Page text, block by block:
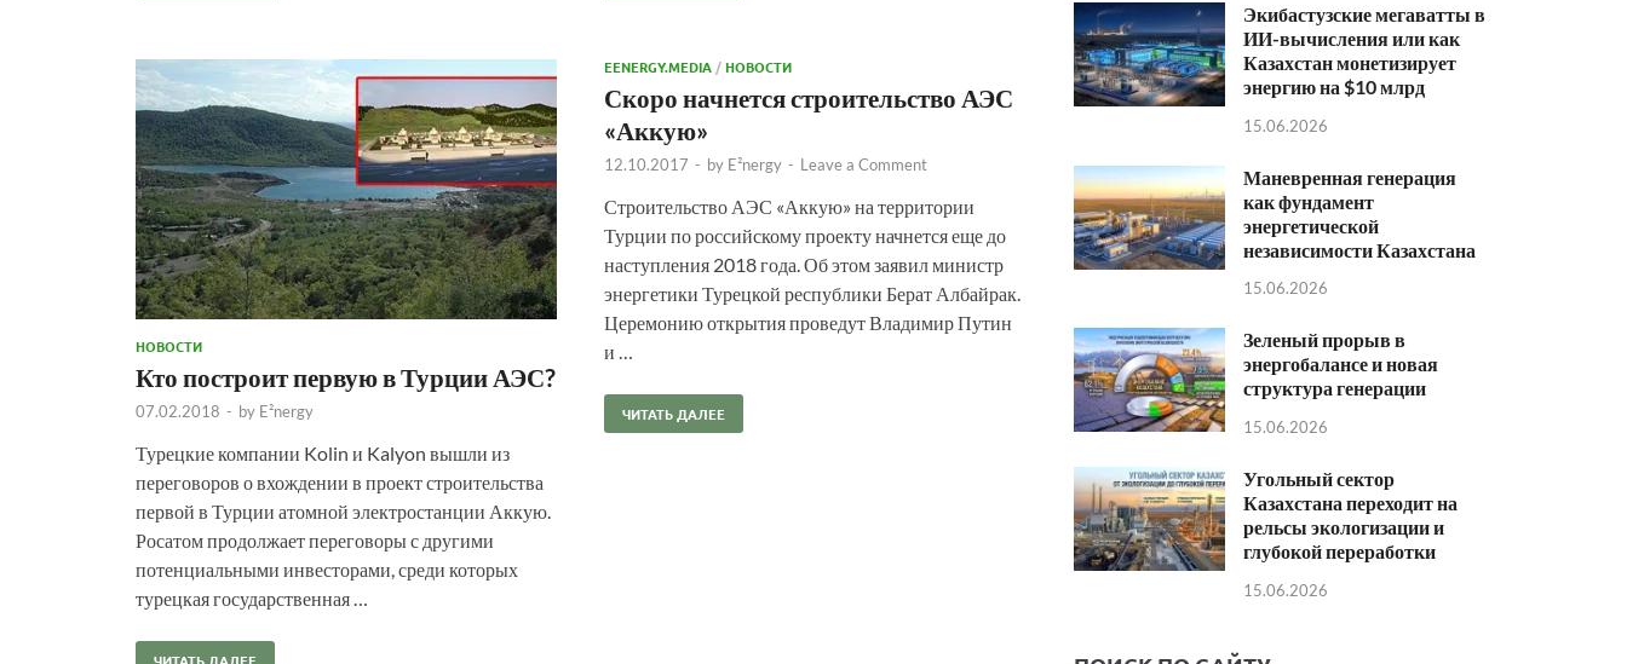
НОВОСТИ
Кто построит первую в Турции АЭС?
07.02.2018 - by E²nergy
Турецкие компании Kolin и Kalyon вышли из
переговоров о вхождении в проект строительства
первой в Турции атомной электростанции Аккую.
Росатом продолжает переговоры с другими
потенциальными инвесторами, среди которых
турецкая государственная …
ЧИТАТЬ ДАЛЕЕ
EENERGY.MEDIA /НОВОСТИ
Скоро начнется строительство АЭС
«Аккую»
12.10.2017 - by E²nergy - Leave a Comment
Строительство АЭС «Аккую» на территории
Турции по российскому проекту начнется еще до
наступления 2018 года. Об этом заявил министр
энергетики Турецкой республики Берат Албайрак.
Церемонию открытия проведут Владимир Путин
и …
ЧИТАТЬ ДАЛЕЕ
Экибастузские мегаватты в
ИИ-вычисления или как
Казахстан монетизирует
энергию на $10 млрд
15.06.2026
Маневренная генерация
как фундамент
энергетической
независимости Казахстана
15.06.2026
Зеленый прорыв в
энергобалансе и новая
структура генерации
15.06.2026
Угольный сектор
Казахстана переходит на
рельсы экологизации и
глубокой переработки
15.06.2026